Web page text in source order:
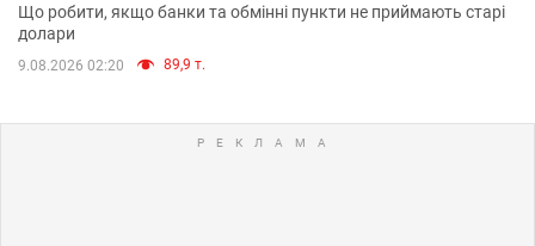
Що робити, якщо банки та обмінні пункти не приймають старі
долари
9.08.2026 02:20 89,9 т.